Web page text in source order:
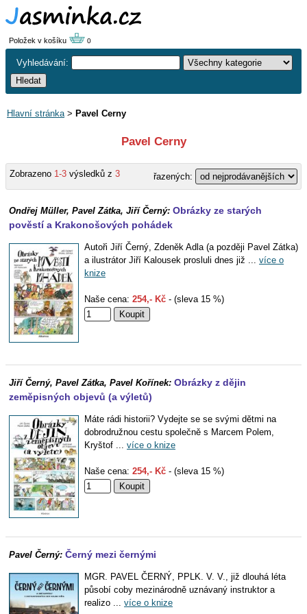
Položek v košíku 0
Vyhledávání:
Hlavní stránka> Pavel Cerny
Pavel Cerny
Zobrazeno 1-3 výsledků z 3 řazených:
Ondřej Müller, Pavel Zátka, Jiří Černý: Obrázky ze starých
pověstí a Krakonošových pohádek
Autoři Jiří Černý, Zdeněk Adla (a později Pavel Zátka)
a ilustrátor Jiří Kalousek prosluli dnes již ... více o
knize
Naše cena: 254,- Kč - (sleva 15 %)
Jiří Černý, Pavel Zátka, Pavel Kořínek: Obrázky z dějin
zeměpisných objevů (a výletů)
Máte rádi historii? Vydejte se se svými dětmi na
dobrodružnou cestu společně s Marcem Polem,
Kryštof ... více o knize
Naše cena: 254,- Kč - (sleva 15 %)
Pavel Černý: Černý mezi černými
MGR. PAVEL ČERNÝ, PPLK. V. V., již dlouhá léta
působí coby mezinárodně uznávaný instruktor a
realizo ... více o knize